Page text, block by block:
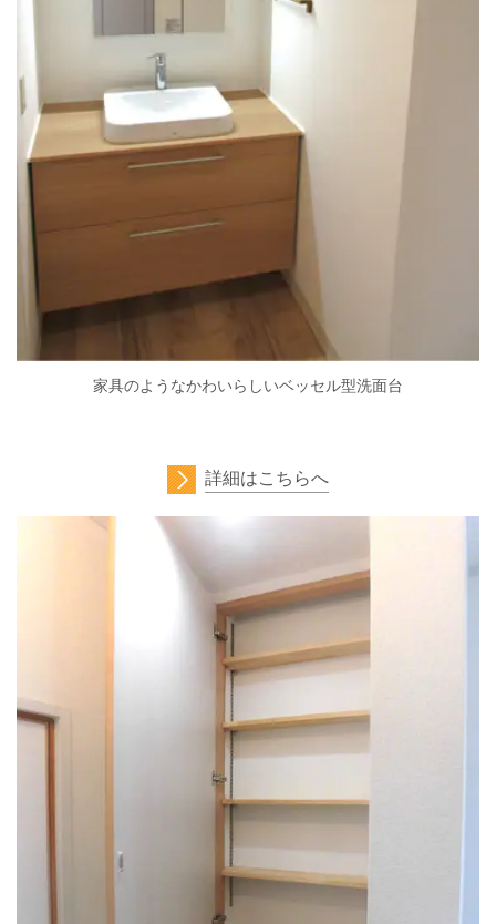
家具のようなかわいらしいベッセル型洗面台
詳細はこちらへ